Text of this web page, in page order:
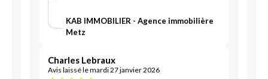
KAB IMMOBILIER - Agence immobilière
Metz
Charles Lebraux
Avis laissé le mardi 27 janvier 2026